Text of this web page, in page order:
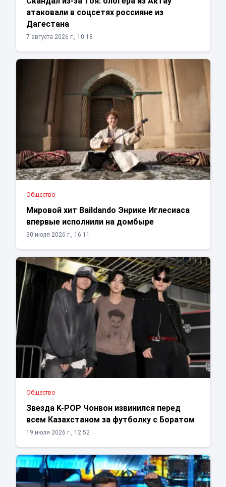
атаковали в соцсетях россияне из
Дагестана
7 августа 2026 г., 10:18
Общество
Мировой хит Baildando Энрике Иглесиаса
впервые исполнили на домбыре
30 июля 2026 г., 16:11
Общество
Звезда K-POP Чонвон извинился перед
всем Казахстаном за футболку с Боратом
19 июля 2026 г., 12:52